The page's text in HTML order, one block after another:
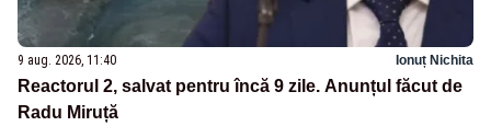
9 aug. 2026, 11:40 Ionuț Nichita
Reactorul 2, salvat pentru încă 9 zile. Anunțul făcut de
Radu Miruță